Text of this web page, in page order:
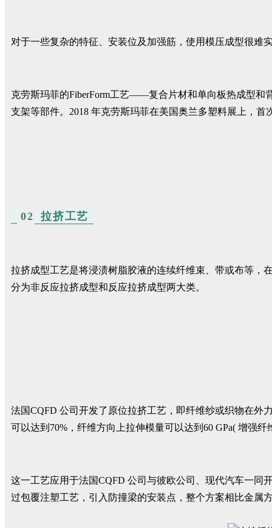
对于一些复杂的特征、安装位及加强筋，使用模压成型很难
克劳斯玛菲的FiberForm工艺——复合片材和单向板热成型和
支架等部件。2018 年克劳斯玛菲在美国奥兰多塑料展上，首
02 拉挤工艺
拉挤成型工艺是将浸渍树脂胶液的连续纤维束、带或布等，
分为非反应拉挤成型和反应拉挤成型两大类。
法国CQFD 公司开发了原位拉挤工艺，即纤维纱或织物在
可以达到70%，纤维方向上拉伸模量可以达到60 GPa( 增强
这一工艺应用于法国CQFD 公司与彼欧公司、现代汽车一同
过包覆注塑工艺，引入防撞梁的安装点，整个方案相比金属